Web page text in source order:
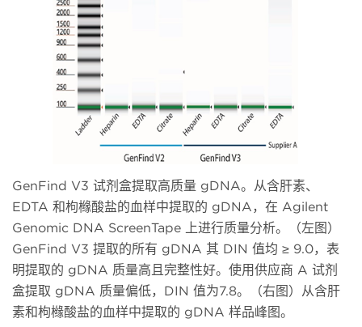
GenFind V3 试剂盒提取高质量 gDNA。从含肝素、
EDTA 和枸橼酸盐的血样中提取的 gDNA，在 Agilent
Genomic DNA ScreenTape 上进行质量分析。（左图）
GenFind V3 提取的所有 gDNA 其 DIN 值均 ≥ 9.0，表
明提取的 gDNA 质量高且完整性好。使用供应商 A 试剂
盒提取 gDNA 质量偏低，DIN 值为7.8。（右图）从含肝
素和枸橼酸盐的血样中提取的 gDNA 样品峰图。